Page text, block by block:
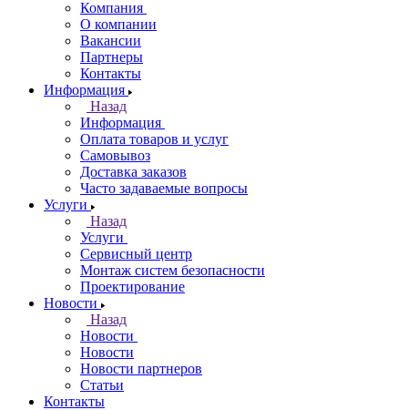
Компания
О компании
Вакансии
Партнеры
Контакты
Информация
Назад
Информация
Оплата товаров и услуг
Самовывоз
Доставка заказов
Часто задаваемые вопросы
Услуги
Назад
Услуги
Сервисный центр
Монтаж систем безопасности
Проектирование
Новости
Назад
Новости
Новости
Новости партнеров
Статьи
Контакты